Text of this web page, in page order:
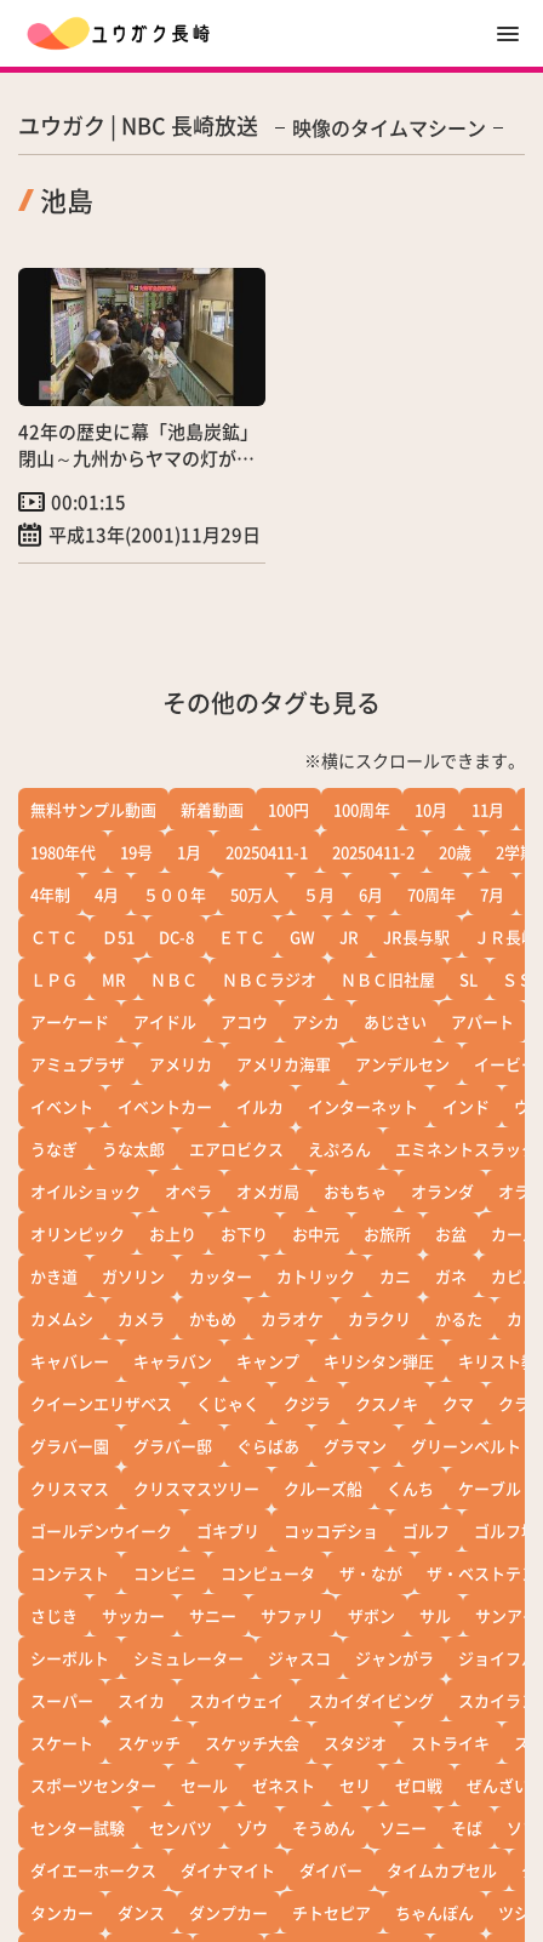
ユウガク | NBC 長崎放送 映像のタイムマシーン
池島
42年の歴史に幕「池島炭鉱」
閉山～九州からヤマの灯が消
00:01:15
平成13年(2001)11月29日
その他のタグも見る
※横にスクロールできます。
無料サンプル動画 新着動画 100円 100周年 10月 11月
1980年代
19号 1月 20250411-1 20250411-2 20歳
2学期
4年制
4月 ５００年 50万人 ５月 6月 70周年 7月
ＣＴＣ
Ｄ51 DC-8 ＥＴＣ GW JR JR長与駅
ＪＲ長崎
ＬＰＧ
MR ＮＢＣ ＮＢＣラジオ ＮＢＣ旧社屋 SL
ＳＳ
アーケード
アイドル アコウ アシカ あじさい アパート
アミュプラザ
アメリカ アメリカ海軍 アンデルセン
イービー
イベント
イベントカー イルカ インターネット インド
ウ
うなぎ
うな太郎 エアロビクス えぷろん
エミネントスラック
オイルショック
オペラ オメガ局 おもちゃ オランダ
オラ
オリンピック
お上り お下り お中元 お旅所 お盆
カー
かき道
ガソリン カッター カトリック カニ ガネ
カピバ
カメムシ
カメラ かもめ カラオケ カラクリ かるた
カレ
キャバレー
キャラバン キャンプ キリシタン弾圧
キリスト教
クイーンエリザベス
くじゃく クジラ クスノキ クマ
クラ
グラバー園
グラバー邸 ぐらばあ グラマン
グリーンベルト
クリスマス
クリスマスツリー クルーズ船 くんち
ケーブル
ゴールデンウイーク
ゴキブリ コッコデショ ゴルフ
ゴルフ場
コンテスト
コンビニ コンピュータ ザ・なが
ザ・ベストテン
さじき
サッカー サニー サファリ ザボン サル
サンアイ
シーボルト
シミュレーター ジャスコ ジャンがラ
ジョイフル
スーパー
スイカ スカイウェイ スカイダイビング
スカイラン
スケート
スケッチ スケッチ大会 スタジオ ストライキ
ス
スポーツセンター
セール ゼネスト セリ ゼロ戦
ぜんざい
センター試験
センバツ ゾウ そうめん ソニー そば
ソ
ダイエーホークス
ダイナマイト ダイバー タイムカプセル
タ
タンカー
ダンス ダンプカー チトセピア ちゃんぽん
ツシ